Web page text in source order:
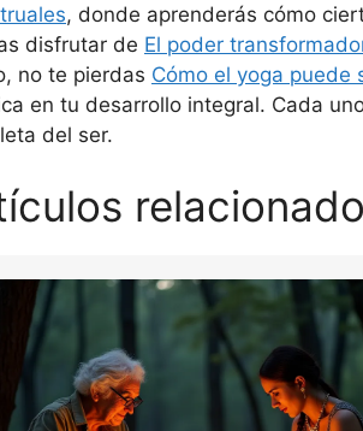
, donde aprenderás cómo
disfrutar de El poder
no te pierdas Cómo el yoga puede
en tu desarrollo integral. Cada
del ser.